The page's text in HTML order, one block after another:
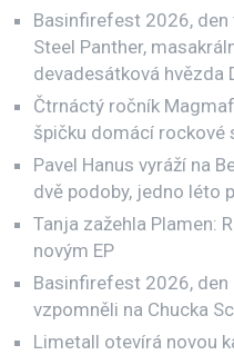
Basinfirefest 2026,
Steel Panther,
devadesátková hvězda
Čtrnáctý ročník
špičku domácí rockové
Pavel Hanus vyráží na
dvě podoby, jedno léto
Tanja zažehla Plamen:
novým EP
Basinfirefest 2026, den
vzpomněli na Chucka
Limetall otevírá novou